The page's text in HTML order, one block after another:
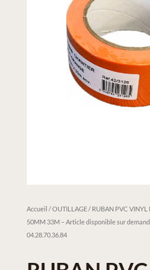
Accueil /OUTILLAGE/ RUBAN PVC VINYL
50MM 33M – Article disponible sur
04.28.70.36.84